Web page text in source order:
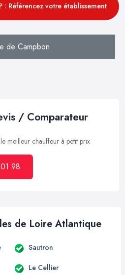
: Référencez votre établissement
de Campbon
/ Comparateur
meilleur chauffeur à petit prix
98
de Loire Atlantique
Sautron
Le Cellier